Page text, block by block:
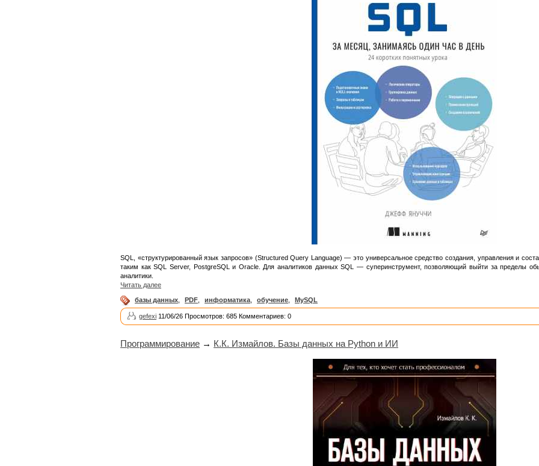
SQL, «структурированный язык запросов» (Structured Query Language) — это универсальное средство создания, управления и
таким как SQL Server, PostgreSQL и Oracle. Для аналитиков данных SQL — суперинструмент, позволяющий выйти за пределы
аналитики.
Читать далее
базы данных PDF информатика обучение MySQL
gefexi 11/06/26 Просмотров: 685 Комментариев: 0
Программирование → К.К. Измайлов. Базы данных на Python и ИИ